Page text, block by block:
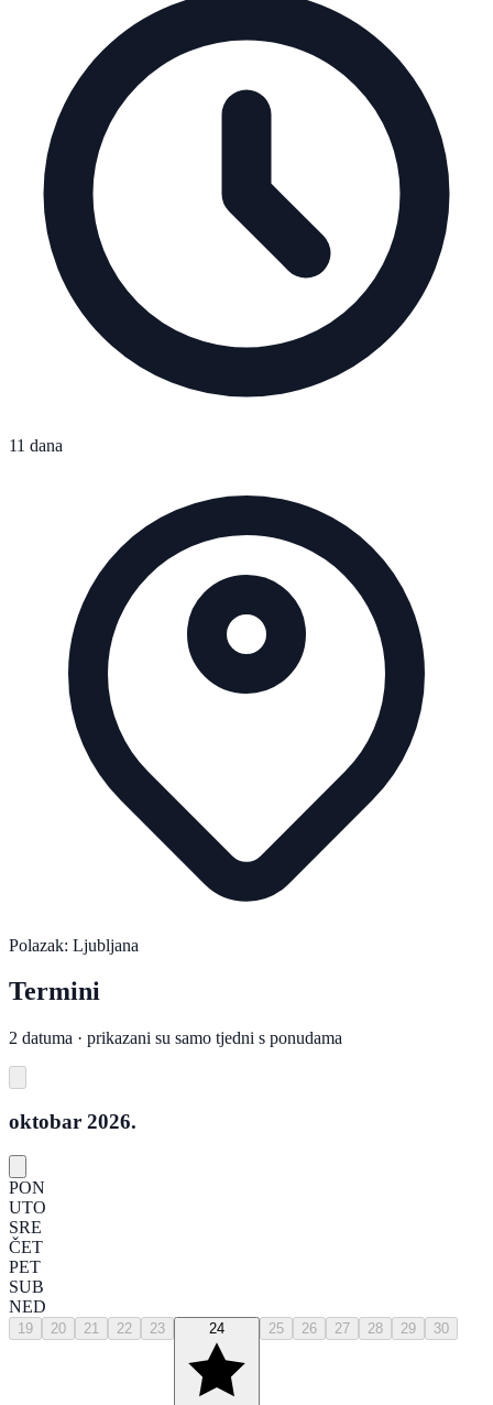
11 dana
Polazak: Ljubljana
Termini
2 datuma · prikazani su samo tjedni s ponudama
oktobar 2026.
PON
UTO
SRE
ČET
PET
SUB
NED
19 20 21 22 23 24 25 26 27 28 29 30